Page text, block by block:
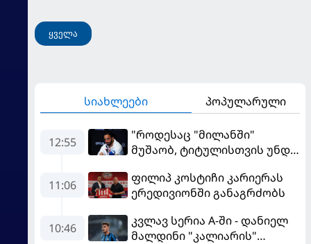
ყველა
სიახლეები პოპულარული
12:55
"როდესაც "მილანში"
მუშაობ, ტიტულისთვის უნდა
"როსონერის" ფანები
დააიმედა
11:06
ფილიპ კოსტიჩი კარიერას
ერედივიონში განაგრძობს
10:46
კვლავ სერია A-ში - დანიელ
მალდინი "კალიარის"